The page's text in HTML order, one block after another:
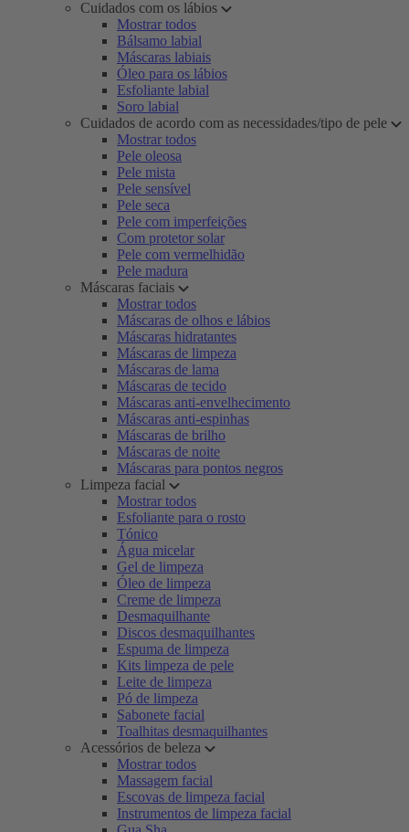
Cuidados com os lábios
Mostrar todos
Bálsamo labial
Máscaras labiais
Óleo para os lábios
Esfoliante labial
Soro labial
Cuidados de acordo com as necessidades/tipo de pele
Mostrar todos
Pele oleosa
Pele mista
Pele sensível
Pele seca
Pele com imperfeições
Com protetor solar
Pele com vermelhidão
Pele madura
Máscaras faciais
Mostrar todos
Máscaras de olhos e lábios
Máscaras hidratantes
Máscaras de limpeza
Máscaras de lama
Máscaras de tecido
Máscaras anti-envelhecimento
Máscaras anti-espinhas
Máscaras de brilho
Máscaras de noite
Máscaras para pontos negros
Limpeza facial
Mostrar todos
Esfoliante para o rosto
Tónico
Água micelar
Gel de limpeza
Óleo de limpeza
Creme de limpeza
Desmaquilhante
Discos desmaquilhantes
Espuma de limpeza
Kits limpeza de pele
Leite de limpeza
Pó de limpeza
Sabonete facial
Toalhitas desmaquilhantes
Acessórios de beleza
Mostrar todos
Massagem facial
Escovas de limpeza facial
Instrumentos de limpeza facial